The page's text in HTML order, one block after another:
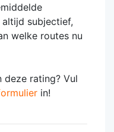
altijd subjectief,
welke routes nu
deze rating? Vul
in!